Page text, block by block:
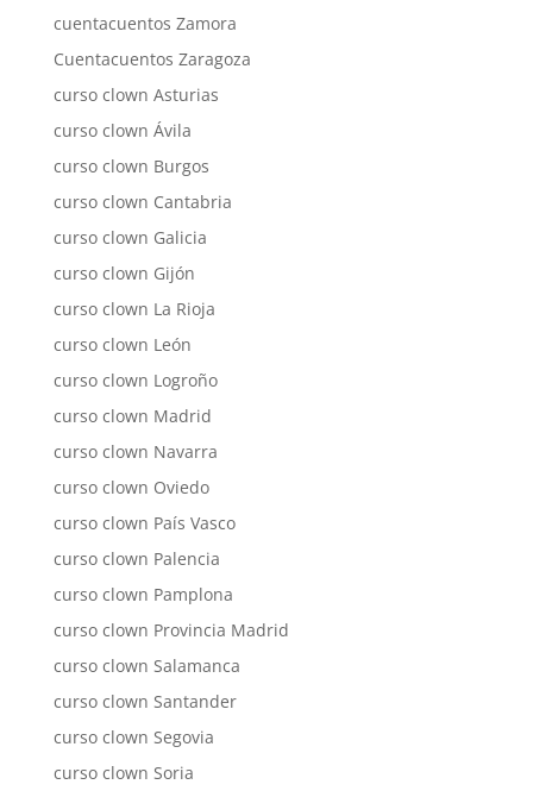
cuentacuentos Zamora
Cuentacuentos Zaragoza
curso clown Asturias
curso clown Ávila
curso clown Burgos
curso clown Cantabria
curso clown Galicia
curso clown Gijón
curso clown La Rioja
curso clown León
curso clown Logroño
curso clown Madrid
curso clown Navarra
curso clown Oviedo
curso clown País Vasco
curso clown Palencia
curso clown Pamplona
curso clown Provincia Madrid
curso clown Salamanca
curso clown Santander
curso clown Segovia
curso clown Soria